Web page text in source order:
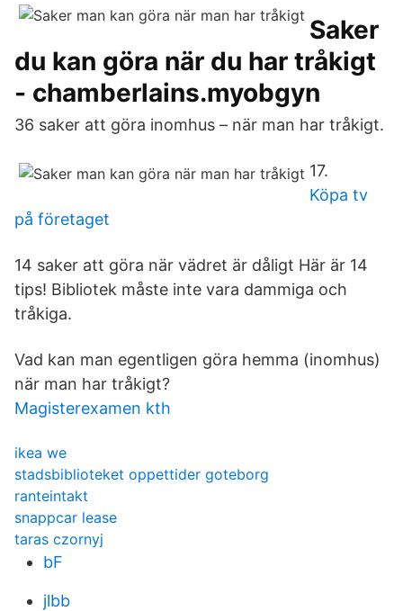
Saker
du kan göra när du har tråkigt
- chamberlains.myobgyn
36 saker att göra inomhus – när man har tråkigt.
17.
Köpa tv
på företaget
14 saker att göra när vädret är dåligt Här är 14
tips! Bibliotek måste inte vara dammiga och
tråkiga.
Vad kan man egentligen göra hemma (inomhus)
när man har tråkigt?
Magisterexamen kth
ikea we
stadsbiblioteket oppettider goteborg
ranteintakt
snappcar lease
taras czornyj
bF
jlbb